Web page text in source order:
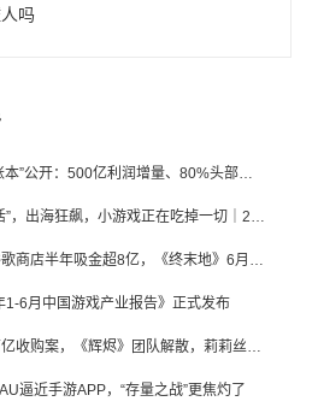
吗
游戏AI“账本”公开：500亿利润增量、80%头部入局，谁在闷声发财？
端游“复活”，出海狂飙，小游戏正在吃掉一切｜2026上半年产业报告
仅苹果谷歌商店半年吸金超8亿，《终末地》6月份收入显著回暖
1-6月中国游戏产业报告》正式发布
腾讯曝百亿收购案，《辉烬》团队解散，莉莉丝新作曝光｜陀螺周报
逼近手游APP，“存量之战”更焦灼了